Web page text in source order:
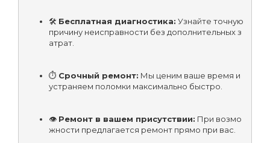
🛠 Бесплатная диагностика: Узнайте точную
причину неисправности без дополнительных з
атрат.
⏱ Срочный ремонт: Мы ценим ваше время и
устраняем поломки максимально быстро.
👁 Ремонт в вашем присутствии: При возмо
жности предлагается ремонт прямо при вас.